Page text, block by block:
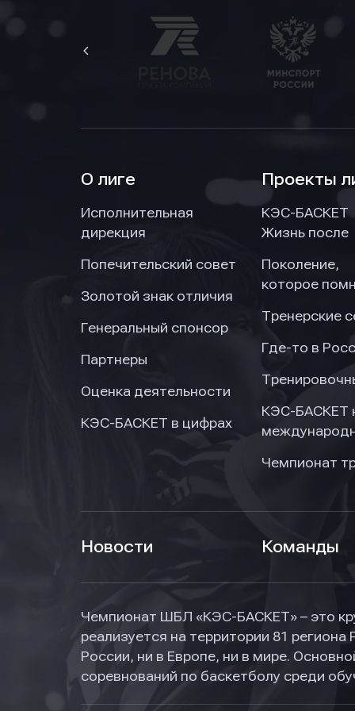
О лиге
Исполнительная
дирекция
Попечительский совет
Золотой знак отличия
Генеральный спонсор
Партнеры
Оценка деятельности
КЭС-БАСКЕТ в цифрах
Проекты
КЭС-БАСКЕТ
Жизнь после
Поколение,
которое
Тренерские
Где-то в
КЭС-БАСКЕТ
Чемпионат
Новости Команды
Чемпионат ШБЛ «КЭС-БАСКЕТ» – это
реализуется на территории 81
России, ни в Европе, ни в мире.
соревнований по баскетболу среди